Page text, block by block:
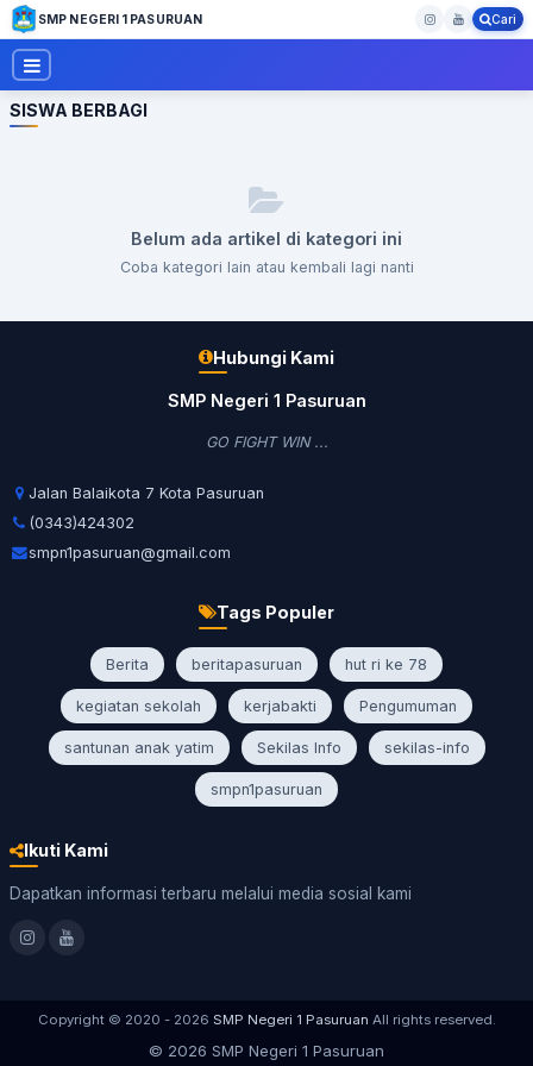
SMP NEGERI 1 PASURUAN Cari
SISWA BERBAGI
Belum ada artikel di kategori ini
Coba kategori lain atau kembali lagi nanti
Hubungi Kami
SMP Negeri 1 Pasuruan
GO FIGHT WIN ...
Jalan Balaikota 7 Kota Pasuruan
(0343)424302
smpn1pasuruan@gmail.com
Tags Populer
Berita beritapasuruan hut ri ke 78
kegiatan sekolah kerjabakti Pengumuman
santunan anak yatim Sekilas Info sekilas-info
smpn1pasuruan
Ikuti Kami
Dapatkan informasi terbaru melalui media sosial kami
Copyright © 2020 - 2026 SMP Negeri 1 Pasuruan All rights reserved.
© 2026 SMP Negeri 1 Pasuruan